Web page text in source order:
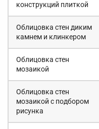
конструкций плиткой
Облицовка стен диким
камнем и клинкером
Облицовка стен
мозаикой
Облицовка стен
мозаикой с подбором
рисунка